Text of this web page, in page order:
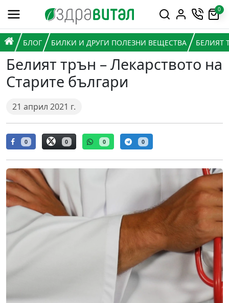
Премини към съдържанието
Горна навигация
0
Главна навигация
НАЧАЛО
БЛОГ БИЛКИ И ДРУГИ ПОЛЕЗНИ ВЕЩЕСТВА БЕЛИЯТ
Белият трън – Лекарството на
Старите българи
21 април 2021 г.
0 0 0 0